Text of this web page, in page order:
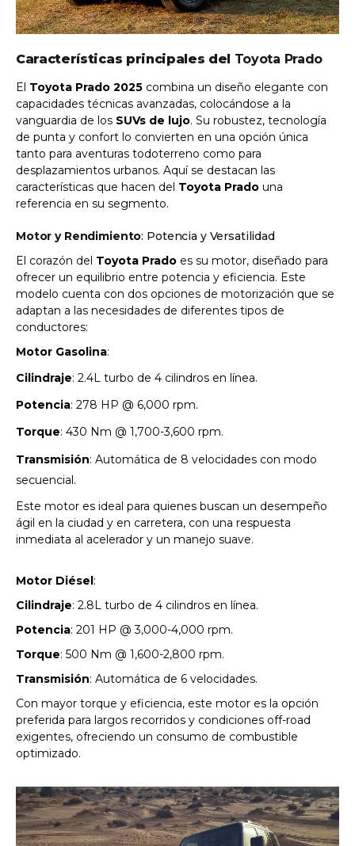
Características principales del Toyota Prado
El Toyota Prado 2025 combina un diseño elegante con
capacidades técnicas avanzadas, colocándose a la
vanguardia de los SUVs de lujo. Su robustez, tecnología
de punta y confort lo convierten en una opción única
tanto para aventuras todoterreno como para
desplazamientos urbanos. Aquí se destacan las
características que hacen del Toyota Prado una
referencia en su segmento.
Motor y Rendimiento: Potencia y Versatilidad
El corazón del Toyota Prado es su motor, diseñado para
ofrecer un equilibrio entre potencia y eficiencia. Este
modelo cuenta con dos opciones de motorización que se
adaptan a las necesidades de diferentes tipos de
conductores:
Motor Gasolina:
Cilindraje: 2.4L turbo de 4 cilindros en línea.
Potencia: 278 HP @ 6,000 rpm.
Torque: 430 Nm @ 1,700-3,600 rpm.
Transmisión: Automática de 8 velocidades con modo
secuencial.
Este motor es ideal para quienes buscan un desempeño
ágil en la ciudad y en carretera, con una respuesta
inmediata al acelerador y un manejo suave.
Motor Diésel:
Cilindraje: 2.8L turbo de 4 cilindros en línea.
Potencia: 201 HP @ 3,000-4,000 rpm.
Torque: 500 Nm @ 1,600-2,800 rpm.
Transmisión: Automática de 6 velocidades.
Con mayor torque y eficiencia, este motor es la opción
preferida para largos recorridos y condiciones off-road
exigentes, ofreciendo un consumo de combustible
optimizado.